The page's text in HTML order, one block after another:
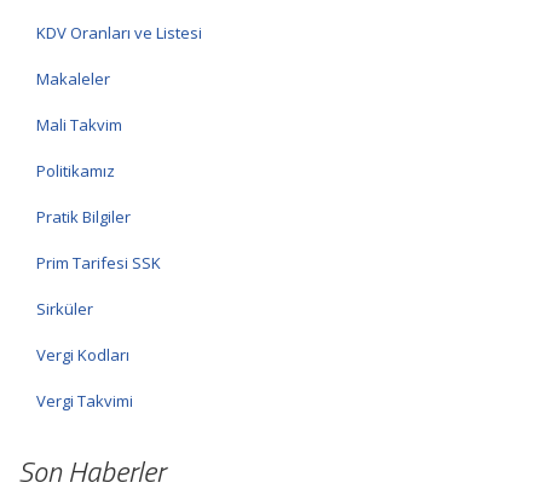
KDV Oranları ve Listesi
Makaleler
Mali Takvim
Politikamız
Pratik Bilgiler
Prim Tarifesi SSK
Sirküler
Vergi Kodları
Vergi Takvimi
Son Haberler